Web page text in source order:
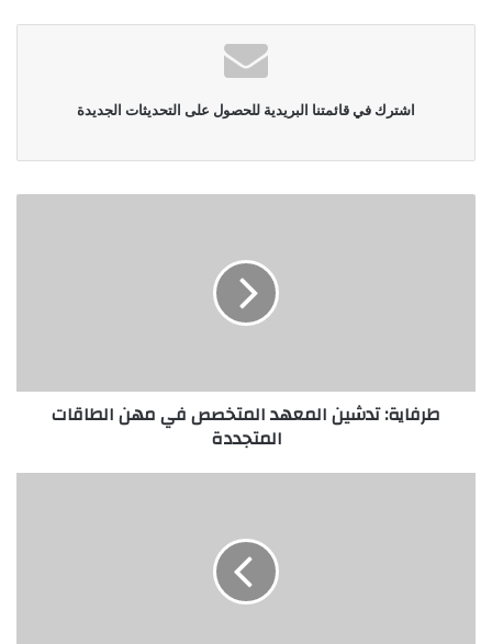
اشترك في قائمتنا البريدية للحصول على التحديثات الجديدة
طرفاية: تدشين المعهد المتخصص في مهن الطاقات
المتجددة